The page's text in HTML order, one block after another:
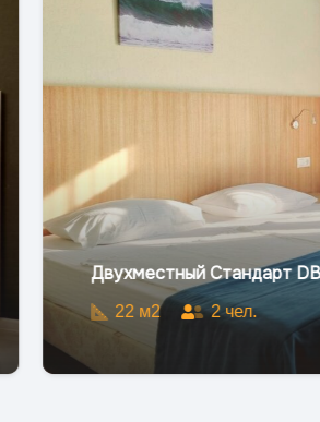
DBL (с балконом)